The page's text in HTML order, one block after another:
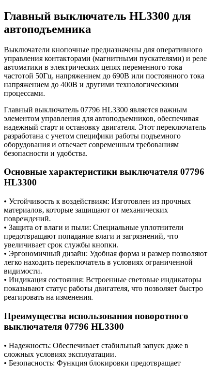
Главный выключатель HL3300 для
автоподъемника
Выключатели кнопочные предназначены для оперативного
управления контакторами (магнитными пускателями) и реле
автоматики в электрических цепях переменного тока
частотой 50Гц, напряжением до 690В или постоянного тока
напряжением до 400В и другими технологическими
процессами.
Главный выключатель 07796 HL3300 является важным
элементом управления для автоподъемников, обеспечивая
надежный старт и остановку двигателя. Этот переключатель
разработана с учетом специфики работы подъемного
оборудования и отвечает современным требованиям
безопасности и удобства.
Основные характеристики выключателя 07796
HL3300
• Устойчивость к воздействиям: Изготовлен из прочных
материалов, которые защищают от механических
повреждений.
• Защита от влаги и пыли: Специальные уплотнители
предотвращают попадание влаги и загрязнений, что
увеличивает срок службы кнопки.
• Эргономичный дизайн: Удобная форма и размер позволяют
легко находить переключатель в условиях ограниченной
видимости.
• Индикация состояния: Встроенные световые индикаторы
показывают статус работы двигателя, что позволяет быстро
реагировать на изменения.
Преимущества использования поворотного
выключателя 07796 HL3300
• Надежность: Обеспечивает стабильный запуск даже в
сложных условиях эксплуатации.
• Безопасность: Функция блокировки предотвращает